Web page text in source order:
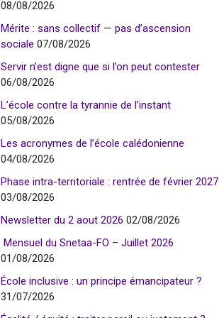
08/08/2026
Mérite : sans collectif — pas d’ascension
sociale 07/08/2026
Servir n’est digne que si l’on peut contester
06/08/2026
L’école contre la tyrannie de l’instant
05/08/2026
Les acronymes de l’école calédonienne
04/08/2026
Phase intra-territoriale : rentrée de février 2027
03/08/2026
Newsletter du 2 aout 2026 02/08/2026
Mensuel du Snetaa-FO – Juillet 2026
01/08/2026
École inclusive : un principe émancipateur ?
31/07/2026